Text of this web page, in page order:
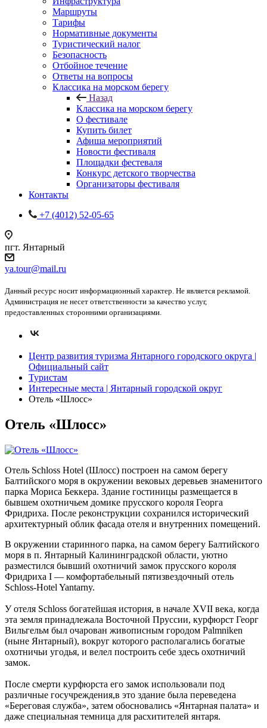
Маршруты
Тарифы
Нормативные документы
Туристический налог
Безопасность
Отбойное течение
Ответы на вопросы
Классика на морском берегу
Назад
Классика на морском берегу
О фестивале
Купить билет
Афиша мероприятий
Новости фестиваля
Площадки фестеваля
Конкурс детского творчества
Организаторы фестиваля
Контакты
+7 (4012) 52-05-65
пгт. Янтарный
ya.tour@mail.ru
Данный ресурс носит информационный характер. Не является рекламой.
Администрация не несет ответственности за качество услуг,
предоставленных сторонними организациями.
Центр развития туризма Янтарного городского округа |
Официальный сайт
Туристам
Интересные места | Янтарный городской округ
Отель «Шлосс»
Отель «Шлосс»
Отель Schloss Hotel (Шлосс) построен на самом берегу
Балтийского моря в окружении вековых деревьев знаменитого
парка Мориса Беккера. Здание гостиницы размещается в
бывшем охотничьем домике прусского короля Георга
Фридриха. После реконструкции сохранился исторический
архитектурный облик фасада отеля и внутренних помещений.
В окружении старинного парка, на самом берегу Балтийского
моря в п. Янтарный Калининградской области, уютно
разместился бывший охотничий замок прусского короля
Фридриха I — комфортабельный пятизвездочный отель
Sсhloss-Hotel Yantarny.
У отеля Schloss богатейшая история, в начале XVII века, когда
эта земля принадлежала Восточной Пруссии, курфюрст Георг
Вильгельм был очарован живописным городом Palmniken
(ныне Янтарный), вокруг которого располагались богатые
охотничьи угодья, и велел построить себе здесь охотничий
замок.
После смерти курфюрста его замок использовали под
различные госучреждения,в это здание была переведена
«Береговая служба», затем обосновались «Янтарная палата» и
даже специальная темница для расхитителей янтаря.